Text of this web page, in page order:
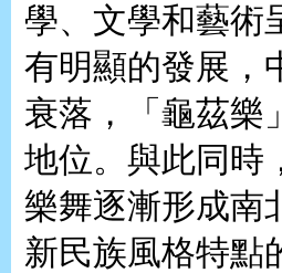
學、文學和藝術
有明顯的發展，
衰落，「龜茲樂
地位。與此同時
樂舞逐漸形成南
新民族風格特點